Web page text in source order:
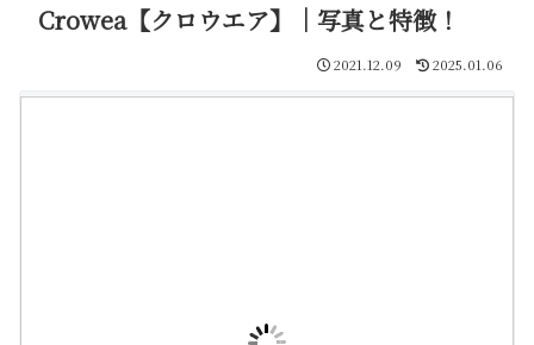
Crowea【クロウエア】｜写真と特徴！
2021.12.09 2025.01.06